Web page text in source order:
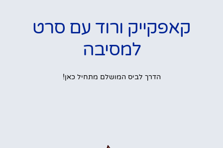
קאפקייק ורוד עם סרט
למסיבה
הדרך לביס המושלם מתחיל כאן!